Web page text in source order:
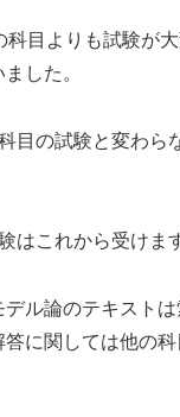
科目よりも試験が
した。
目の試験と変わら
はこれから受けま
ル論のテキスト
に関しては他の